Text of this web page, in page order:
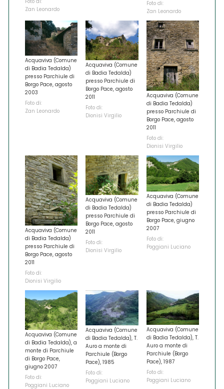
Foto di:
Zan Leonardo
Foto di:
Zan Leonardo
Acquaviva (Comune
di Badia Tedalda)
presso Parchiule di
Borgo Pace, agosto
2003
Foto di:
Zan Leonardo
Acquaviva (Comune
di Badia Tedalda)
presso Parchiule di
Borgo Pace, agosto
2011
Foto di:
Dionisi Virgilio
Acquaviva (Comune
di Badia Tedalda)
presso Parchiule di
Borgo Pace, agosto
2011
Foto di:
Dionisi Virgilio
Acquaviva (Comune
di Badia Tedalda)
presso Parchiule di
Borgo Pace, agosto
2011
Foto di:
Dionisi Virgilio
Acquaviva (Comune
di Badia Tedalda)
presso Parchiule di
Borgo Pace, agosto
2011
Foto di:
Dionisi Virgilio
Acquaviva (Comune
di Badia Tedalda)
presso Parchiule di
Borgo Pace, giugno
2007
Foto di:
Poggiani Luciano
Acquaviva (Comune
di Badia Tedalda), a
monte di Parchiule
di Borgo Pace,
giugno 2007
Foto di:
Poggiani Luciano
Acquaviva (Comune
di Badia Tedalda), T.
Auro a monte di
Parchiule (Borgo
Pace), 1985
Foto di:
Poggiani Luciano
Acquaviva (Comune
di Badia Tedalda), T.
Auro a monte di
Parchiule (Borgo
Pace), 1987
Foto di:
Poggiani Luciano